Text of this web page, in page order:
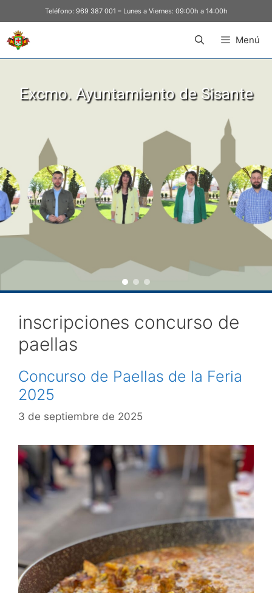
Teléfono: 969 387 001 – Lunes a Viernes: 09:00h a 14:00h
Menú
Excmo. Ayuntamiento de Sisante
inscripciones concurso de
paellas
Concurso de Paellas de la Feria
2025
3 de septiembre de 2025